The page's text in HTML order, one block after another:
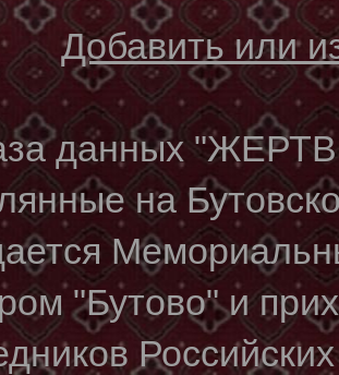
Добавить или
данных
на
"Бутово" и